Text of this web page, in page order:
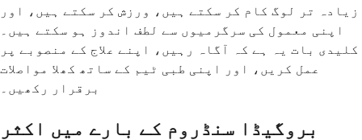
زیادہ تر لوگ کام کر سکتے ہیں، ورزش کر سکتے ہیں، اور
اپنی معمول کی سرگرمیوں سے لطف اندوز ہو سکتے ہیں۔
کلیدی بات یہ ہے کہ آگاہ رہیں، اپنے علاج کے منصوبے پر
عمل کریں، اور اپنی طبی ٹیم کے ساتھ کھلا مواصلات
برقرار رکھیں۔
بروگیڈا سنڈروم کے بارے میں اکثر